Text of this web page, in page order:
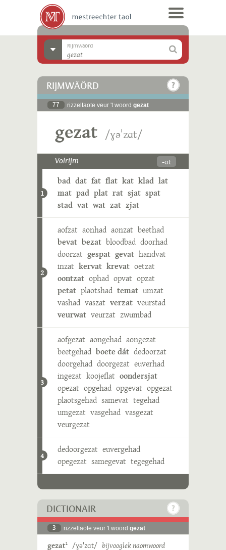
Rijmwäörd
RIJMWÄÖRD
77 rizzeltaote veur 't woord gezat
gezat /ɣəˈzɑt/
Volrijm -ɑt
1
bad dat fat flat kat klad lat
mat pad plat rat sjat spat
stad vat wat zat zjat
2
aofzat aonhad aonzat beethad
bevat bezat bloodbad doorhad
doorzat gespat gevat handvat
inzat kervat krevat oetzat
oontzat ophad opvat opzat
petat plaotshad temat umzat
vashad vaszat verzat veurstad
veurwat veurzat zwumbad
3
aofgezat aongehad aongezat
beetgehad boete dát dedoorzat
doorgehad doorgezat euverhad
ingezat koojeflat oondersjat
opezat opgehad opgevat opgezat
plaotsgehad samevat tegehad
umgezat vasgehad vasgezat
veurgezat
4
dedoorgezat euvergehad
opegezat samegevat tegegehad
DICTIONAIR
3 rizzeltaote veur 't woord gezat
gezat1 /ɣəˈzɑt/ bijvooglek naomwoord